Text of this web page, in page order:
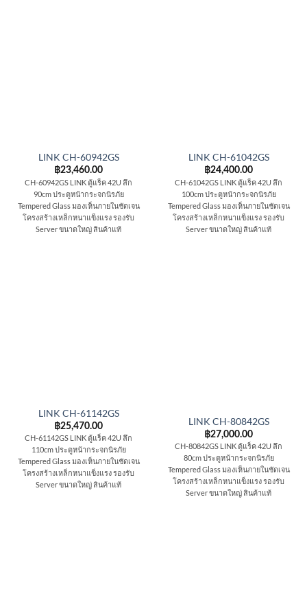
LINK CH-60942GS
฿23,460.00
CH-60942GS LINK ตู้แร็ค 42U ลึก
90cm ประตูหน้ากระจกนิรภัย
Tempered Glass มองเห็นภายในชัดเจน
โครงสร้างเหล็กหนาแข็งแรง รองรับ
Server ขนาดใหญ่ สินค้าแท้
LINK CH-61042GS
฿24,400.00
CH-61042GS LINK ตู้แร็ค 42U ลึก
100cm ประตูหน้ากระจกนิรภัย
Tempered Glass มองเห็นภายในชัดเจน
โครงสร้างเหล็กหนาแข็งแรง รองรับ
Server ขนาดใหญ่ สินค้าแท้
LINK CH-61142GS
฿25,470.00
CH-61142GS LINK ตู้แร็ค 42U ลึก
110cm ประตูหน้ากระจกนิรภัย
Tempered Glass มองเห็นภายในชัดเจน
โครงสร้างเหล็กหนาแข็งแรง รองรับ
Server ขนาดใหญ่ สินค้าแท้
LINK CH-80842GS
฿27,000.00
CH-80842GS LINK ตู้แร็ค 42U ลึก
80cm ประตูหน้ากระจกนิรภัย
Tempered Glass มองเห็นภายในชัดเจน
โครงสร้างเหล็กหนาแข็งแรง รองรับ
Server ขนาดใหญ่ สินค้าแท้